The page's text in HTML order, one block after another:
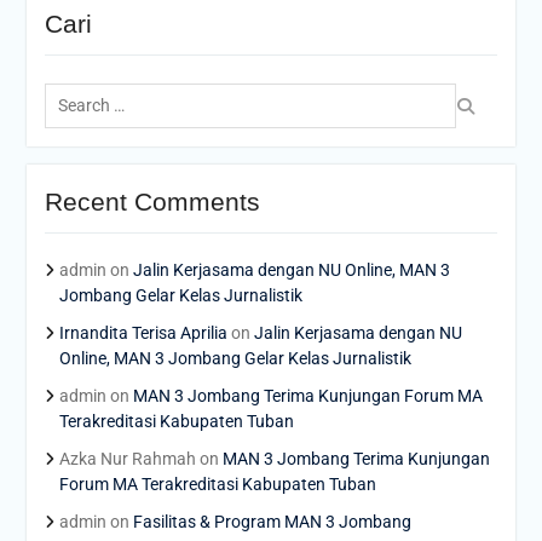
Cari
Search
for:
Recent Comments
admin on Jalin Kerjasama dengan NU Online, MAN 3
Jombang Gelar Kelas Jurnalistik
Irnandita Terisa Aprilia on Jalin Kerjasama dengan NU
Online, MAN 3 Jombang Gelar Kelas Jurnalistik
admin on MAN 3 Jombang Terima Kunjungan Forum MA
Terakreditasi Kabupaten Tuban
Azka Nur Rahmah on MAN 3 Jombang Terima Kunjungan
Forum MA Terakreditasi Kabupaten Tuban
admin on Fasilitas & Program MAN 3 Jombang